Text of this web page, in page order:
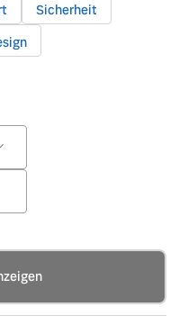
Sicherheit